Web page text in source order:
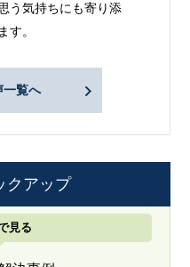
う気持ちにも寄り添
す。
一覧へ
クアップ
見る